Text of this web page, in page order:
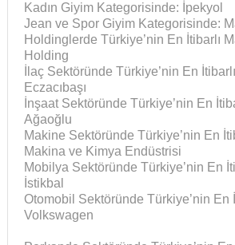
Kadın Giyim Kategorisinde: İpekyol
Jean ve Spor Giyim Kategorisinde:
Holdinglerde Türkiye’nin En İtibarlı
Holding
İlaç Sektöründe Türkiye’nin En
Eczacıbaşı
İnşaat Sektöründe Türkiye’nin En
Ağaoğlu
Makine Sektöründe Türkiye’nin En
Makina ve Kimya Endüstrisi
Mobilya Sektöründe Türkiye’nin En
İstikbal
Otomobil Sektöründe Türkiye’nin En
Volkswagen